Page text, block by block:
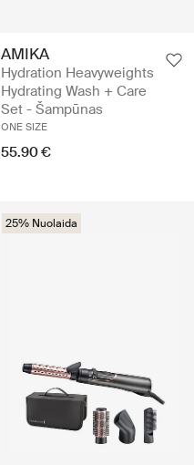
AMIKA
Hydration Heavyweights
Hydrating Wash + Care
Set - Šampūnas
ONE SIZE
55.90 €
25% Nuolaida